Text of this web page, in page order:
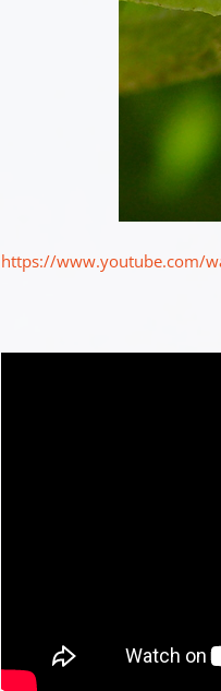
https://www.youtube.com/